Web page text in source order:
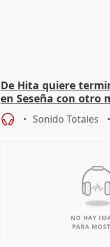
De Hita quiere
en Seseña con otro
Sonido Totales